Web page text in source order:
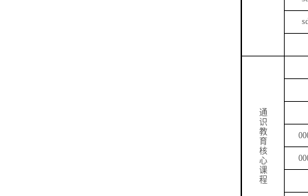
通
识
教
育
核
心
课
程